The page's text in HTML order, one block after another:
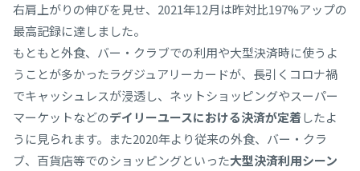
右肩上がりの伸びを見せ、2021年12月は昨対比197%アップの
最高記録に達しました。
もともと外食、バー・クラブでの利用や大型決済時に使うよ
うことが多かったラグジュアリーカードが、長引くコロナ禍
でキャッシュレスが浸透し、ネットショッピングやスーパー
マーケットなどのデイリーユースにおける決済が定着したよ
うに見られます。また2020年より従来の外食、バー・クラ
ブ、百貨店等でのショッピングといった大型決済利用シーン